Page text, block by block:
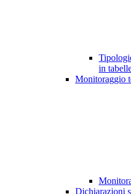
in
Monitoraggio
Dichiarazioni